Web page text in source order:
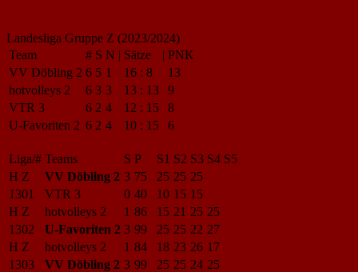
Landesliga Gruppe Z (2023/2024)
Team
# S N | Sätze | PNK
VV Döbling 2 6 5 1 16 : 8
13
hotvolleys 2
6 3 3 13 : 13
9
VTR 3
6 2 4 12 : 15
8
U-Favoriten 2 6 2 4 10 : 15 6
Liga/# Teams S P S1 S2 S3 S4 S5
H Z
VV Döbling 2 3 75 25 25 25
1301
VTR 3 0 40 10 15 15
H Z
hotvolleys 2 1 86 15 21 25 25
1302
U-Favoriten 2 3 99 25 25 22 27
H Z
hotvolleys 2 1 84 18 23 26 17
1303
VV Döbling 2 3 99 25 25 24 25